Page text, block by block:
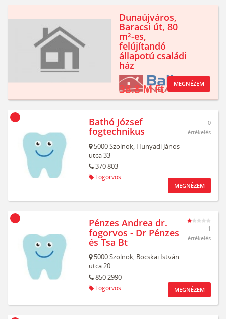
Dunaújváros,
Baracsi út, 80
m²-es,
felújítandó
állapotú családi
ház
38.8 M Ft MEGNÉZEM
Bathó József
fogtechnikus
5000Szolnok, Hunyadi János
utca 33
370 803
Fogorvos
0
értékelés
MEGNÉZEM
Pénzes Andrea dr.
fogorvos - Dr Pénzes
és Tsa Bt
5000Szolnok, Bocskai István
utca 20
850 2990
Fogorvos
1
értékelés
MEGNÉZEM